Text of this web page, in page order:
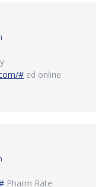
# ed online
Pharm Rate